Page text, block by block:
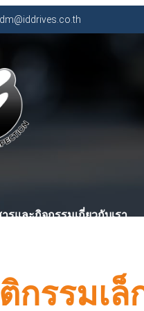
รและกิจกรรมเกี่ยวกับเรา
กรรมเล็